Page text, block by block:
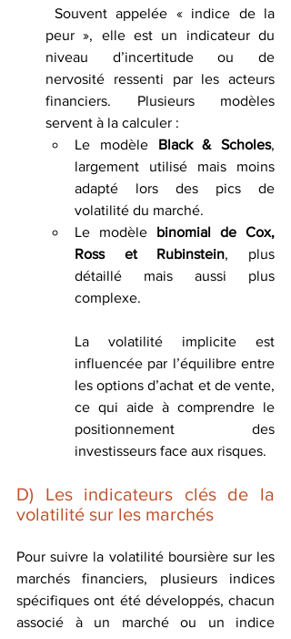
Souvent appelée « indice de la
peur », elle est un indicateur du
niveau d’incertitude ou de
nervosité ressenti par les acteurs
financiers. Plusieurs modèles
servent à la calculer :
Le modèle Black & Scholes,
largement utilisé mais moins
adapté lors des pics de
volatilité du marché.
Le modèle binomial de Cox,
Ross et Rubinstein, plus
détaillé mais aussi plus
complexe.
La volatilité implicite est
influencée par l’équilibre entre
les options d’achat et de vente,
ce qui aide à comprendre le
positionnement des
investisseurs face aux risques.
D) Les indicateurs clés de la
volatilité sur les marchés
Pour suivre la volatilité boursière sur les
marchés financiers, plusieurs indices
spécifiques ont été développés, chacun
associé à un marché ou un indice